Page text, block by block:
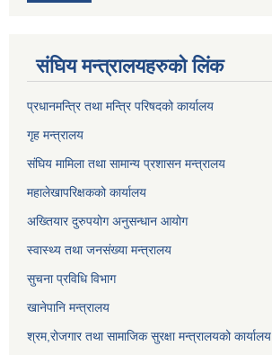
संघिय मन्त्र‍ालयहरुको लिंक
प्रधानमन्त्रि तथा मन्त्रि परिषदको कार्यालय
गृह मन्त्रालय
संघिय मामिला तथा सामान्य प्रशासन मन्त्रालय
महालेखापरिक्षकको कार्यालय
अख्तियार दुरुपयोग अनुसन्धान आयोग
स्वास्थ्य तथा जनसंख्या मन्त्रालय
सुचना प्रविधि विभाग
खानेपानि मन्त्रालय
श्रम,रोजगार तथा सामाजिक सुरक्षा मन्त्रालयको कार्यालय